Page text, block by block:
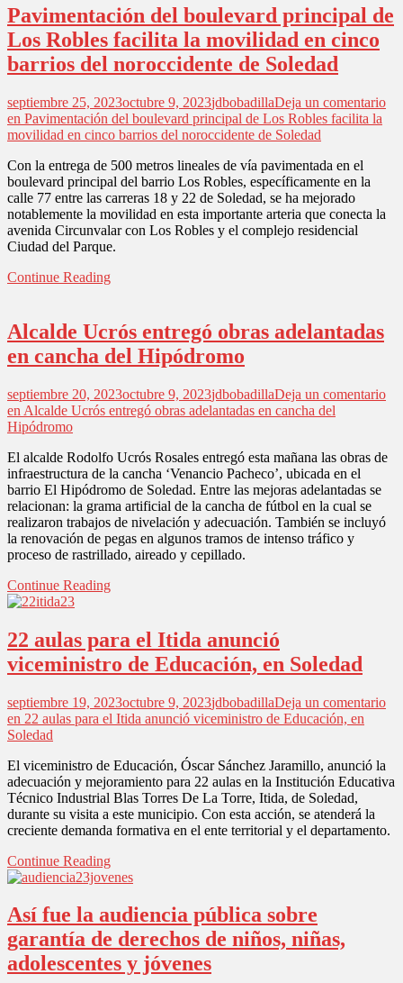
Pavimentación del boulevard principal de
Los Robles facilita la movilidad en cinco
barrios del noroccidente de Soledad
septiembre 25, 2023octubre 9, 2023jdbobadillaDeja un comentario
en Pavimentación del boulevard principal de Los Robles facilita la
movilidad en cinco barrios del noroccidente de Soledad
Con la entrega de 500 metros lineales de vía pavimentada en el
boulevard principal del barrio Los Robles, específicamente en la
calle 77 entre las carreras 18 y 22 de Soledad, se ha mejorado
notablemente la movilidad en esta importante arteria que conecta la
avenida Circunvalar con Los Robles y el complejo residencial
Ciudad del Parque.
Continue Reading
Alcalde Ucrós entregó obras adelantadas
en cancha del Hipódromo
septiembre 20, 2023octubre 9, 2023jdbobadillaDeja un comentario
en Alcalde Ucrós entregó obras adelantadas en cancha del
Hipódromo
El alcalde Rodolfo Ucrós Rosales entregó esta mañana las obras de
infraestructura de la cancha ‘Venancio Pacheco’, ubicada en el
barrio El Hipódromo de Soledad. Entre las mejoras adelantadas se
relacionan: la grama artificial de la cancha de fútbol en la cual se
realizaron trabajos de nivelación y adecuación. También se incluyó
la renovación de pegas en algunos tramos de intenso tráfico y
proceso de rastrillado, aireado y cepillado.
Continue Reading
22 aulas para el Itida anunció
viceministro de Educación, en Soledad
septiembre 19, 2023octubre 9, 2023jdbobadillaDeja un comentario
en 22 aulas para el Itida anunció viceministro de Educación, en
Soledad
El viceministro de Educación, Óscar Sánchez Jaramillo, anunció la
adecuación y mejoramiento para 22 aulas en la Institución Educativa
Técnico Industrial Blas Torres De La Torre, Itida, de Soledad,
durante su visita a este municipio. Con esta acción, se atenderá la
creciente demanda formativa en el ente territorial y el departamento.
Continue Reading
Así fue la audiencia pública sobre
garantía de derechos de niños, niñas,
adolescentes y jóvenes